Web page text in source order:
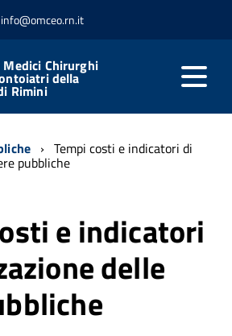
info@omceo.rn.it
Medici Chirurghi
della
Rimini
Tempi costi e indicatori di
pubbliche
e indicatori
delle